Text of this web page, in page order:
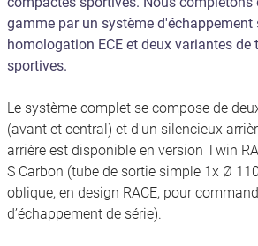
gamme par un système d'échappement
homologation ECE et deux variantes de
sportives.
Le système complet se compose de
(avant et central) et d'un silencieux
arrière est disponible en version Twin
S Carbon (tube de sortie simple 1x Ø
oblique, en design RACE, pour
d’échappement de série).